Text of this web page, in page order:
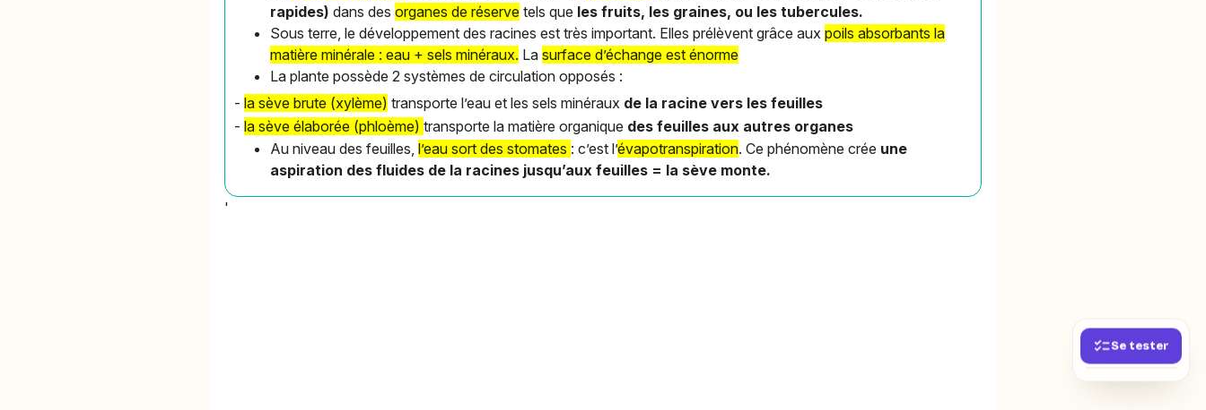
Se tester
rapides)dans desorganes de réserve tels que les fruits, les graines, ou les tubercules.
Sous terre, le développement des racines est très important. Elles prélèvent grâce auxpoils absorbants la
matière minérale : eau + sels minéraux. Lasurface d’échange est énorme
La plante possède 2 systèmes de circulation opposés :
-la sève brute (xylème) transporte l’eau et les sels minéraux de la racine vers les feuilles
-la sève élaborée (phloème)transporte la matière organique des feuilles aux autres organes
Au niveau des feuilles,l’eau sort des stomates : c’est l’évapotranspiration. Ce phénomène crée une
aspiration des fluides de la racines jusqu’aux feuilles = la sève monte.
'